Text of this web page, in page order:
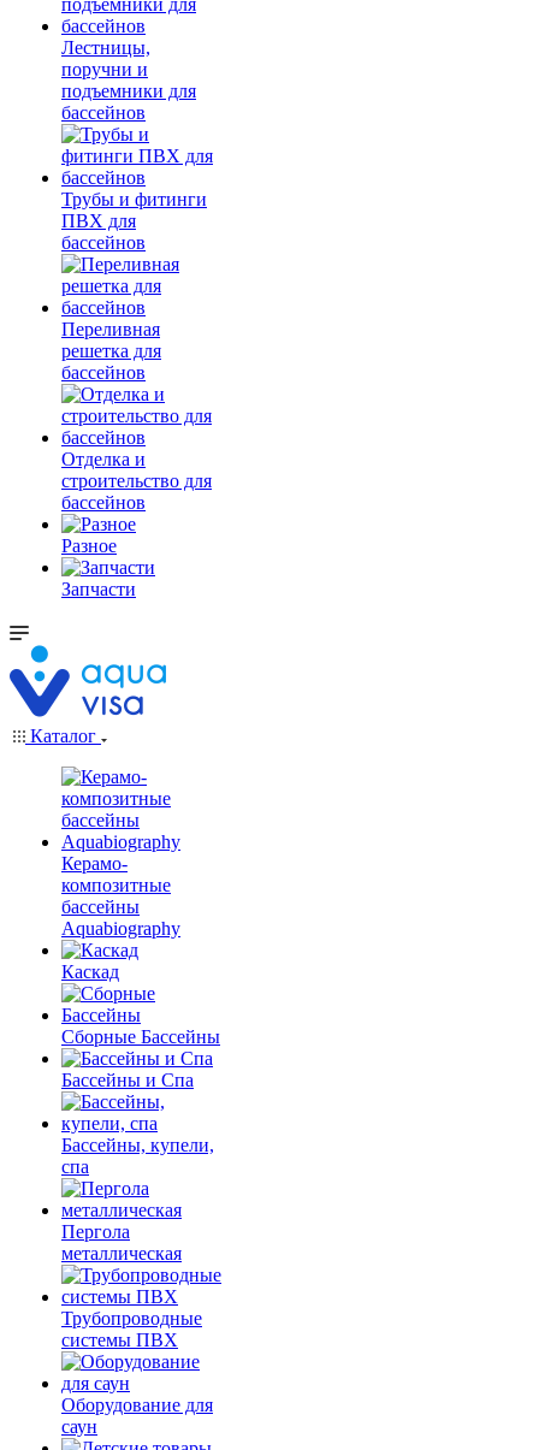
Лестницы,
поручни и
подъемники для
бассейнов
Трубы и фитинги
ПВХ для
бассейнов
Переливная
решетка для
бассейнов
Отделка и
строительство для
бассейнов
Разное
Запчасти
Каталог
Керамо-
композитные
бассейны
Aquabiography
Каскад
Сборные Бассейны
Бассейны и Спа
Бассейны, купели,
спа
Пергола
металлическая
Трубопроводные
системы ПВХ
Оборудование для
саун